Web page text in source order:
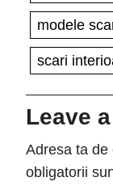
modele
scari
Leave
Adresa ta de
obligatorii